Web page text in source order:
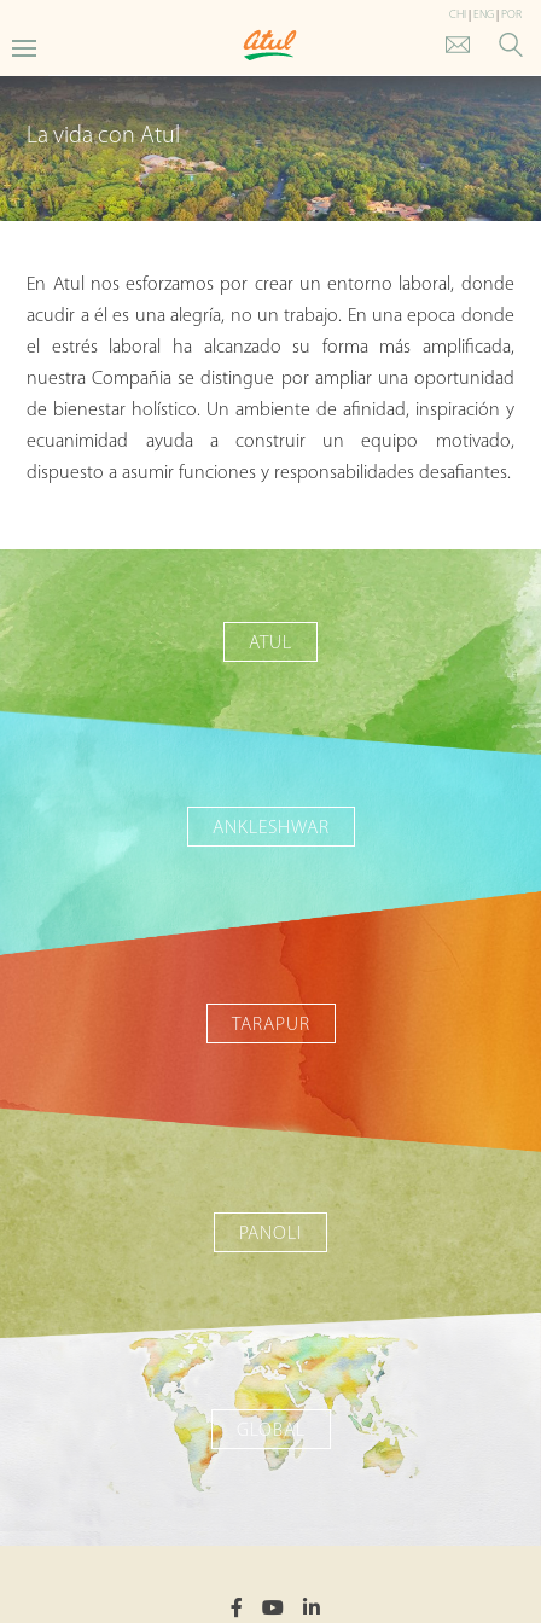
CHI ENG POR
La vida con Atul
En Atul nos esforzamos por crear un entorno laboral, donde
acudir a él es una alegría, no un trabajo. En una epoca donde
el estrés laboral ha alcanzado su forma más amplificada,
nuestra Compañia se distingue por ampliar una oportunidad
de bienestar holístico. Un ambiente de afinidad, inspiración y
ecuanimidad ayuda a construir un equipo motivado,
dispuesto a asumir funciones y responsabilidades desafiantes.
ATUL
ANKLESHWAR
TARAPUR
PANOLI
GLOBAL